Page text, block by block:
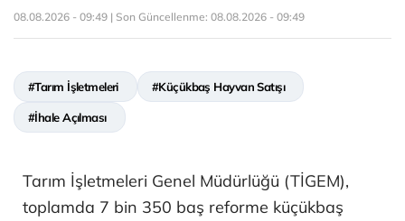
08.08.2026 - 09:49 | Son Güncellenme: 08.08.2026 - 09:49
#Tarım İşletmeleri #Küçükbaş Hayvan Satışı
#İhale Açılması
Tarım İşletmeleri Genel Müdürlüğü (TİGEM),
toplamda 7 bin 350 baş reforme küçükbaş